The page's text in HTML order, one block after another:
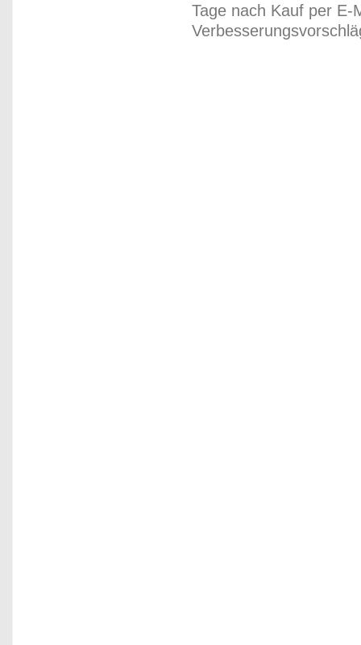
Tage nach Kauf per E-